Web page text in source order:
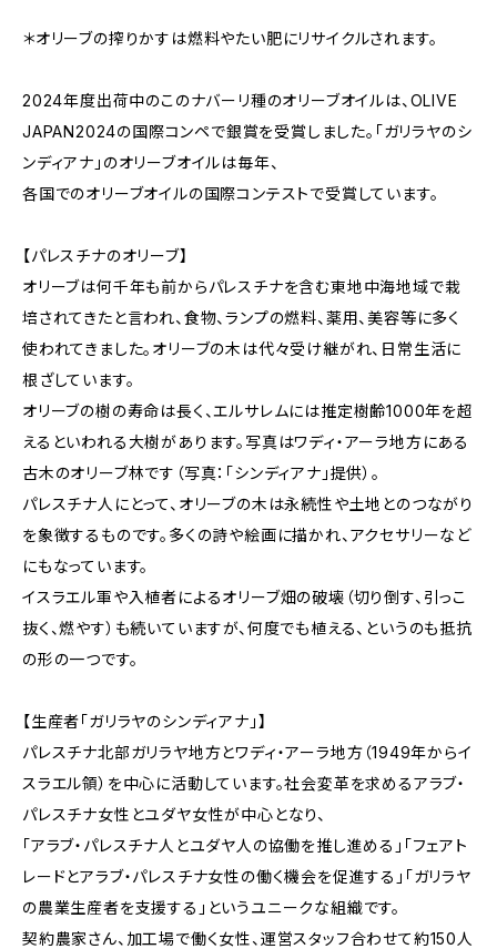
＊オリーブの搾りかすは燃料やたい肥にリサイクルされます。
2024年度出荷中のこのナバーリ種のオリーブオイルは、OLIVE
JAPAN2024の国際コンペで銀賞を受賞しました。「ガリラヤのシ
ンディアナ」のオリーブオイルは毎年、
各国でのオリーブオイルの国際コンテストで受賞しています。
【パレスチナのオリーブ】
オリーブは何千年も前からパレスチナを含む東地中海地域で栽
培されてきたと言われ、食物、ランプの燃料、薬用、美容等に多く
使われてきました。オリーブの木は代々受け継がれ、日常生活に
根ざしています。
オリーブの樹の寿命は長く、エルサレムには推定樹齢1000年を超
えるといわれる大樹があります。写真はワディ・アーラ地方にある
古木のオリーブ林です（写真：「シンディアナ」提供）。
パレスチナ人にとって、オリーブの木は永続性や土地とのつながり
を象徴するものです。多くの詩や絵画に描かれ、アクセサリーなど
にもなっています。
イスラエル軍や入植者によるオリーブ畑の破壊（切り倒す、引っこ
抜く、燃やす）も続いていますが、何度でも植える、というのも抵抗
の形の一つです。
【生産者「ガリラヤのシンディアナ」】
パレスチナ北部ガリラヤ地方とワディ・アーラ地方（1949年からイ
スラエル領）を中心に活動しています。社会変革を求めるアラブ・
パレスチナ女性とユダヤ女性が中心となり、
「アラブ・パレスチナ人とユダヤ人の協働を推し進める」「フェアト
レードとアラブ・パレスチナ女性の働く機会を促進する」「ガリラヤ
の農業生産者を支援する」というユニークな組織です。
契約農家さん、加工場で働く女性、運営スタッフ合わせて約150人